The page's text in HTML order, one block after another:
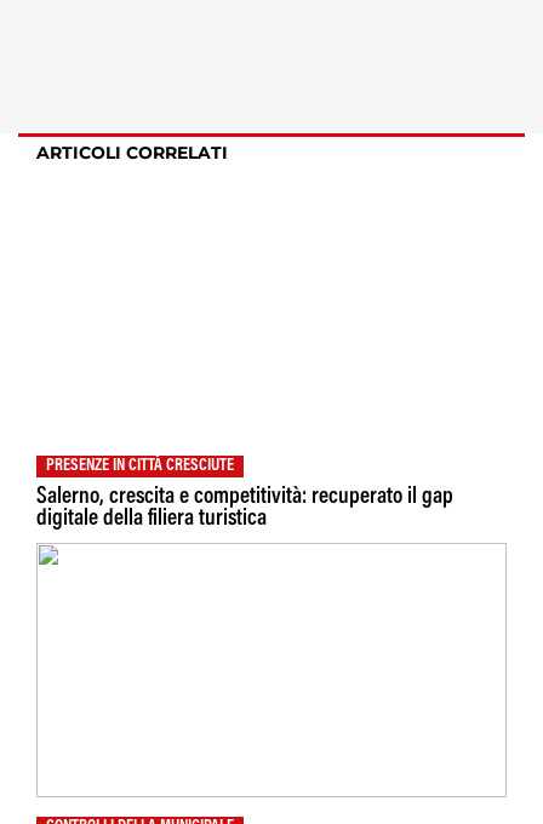
ARTICOLI CORRELATI
PRESENZE IN CITTÀ CRESCIUTE
Salerno, crescita e competitività: recuperato il gap
digitale della filiera turistica